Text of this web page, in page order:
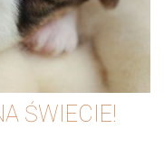
ŚWIECIE!